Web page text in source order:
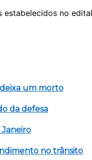
no
um morto
da defesa
Janeiro
no trânsito